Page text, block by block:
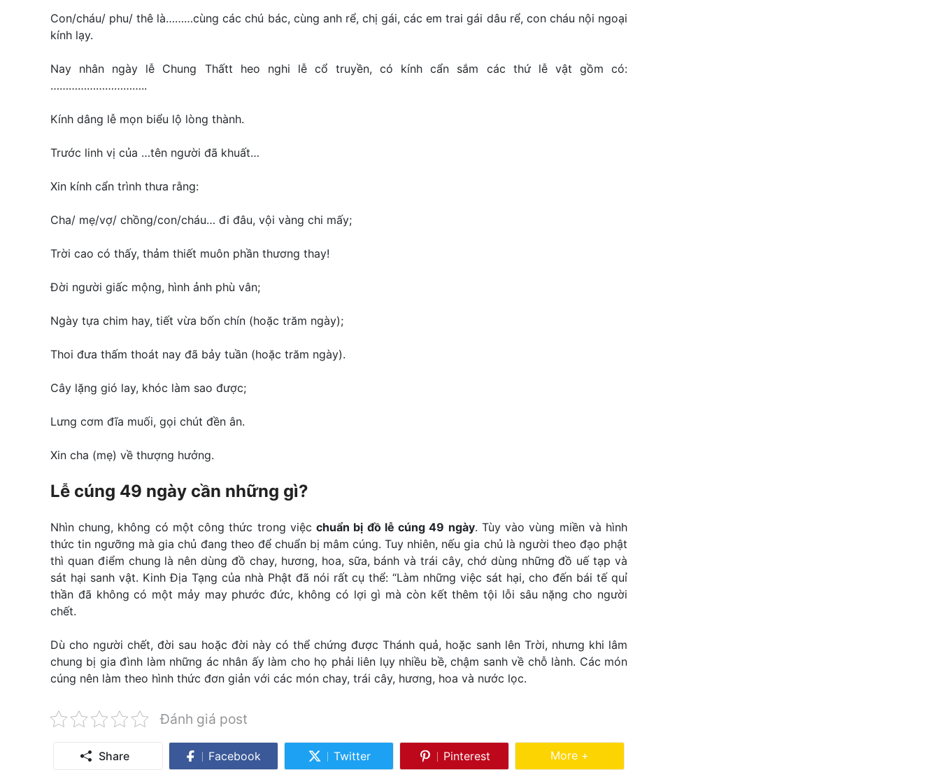
Con/cháu/ phu/ thê là………cùng các chú bác, cùng anh rể, chị gái, các em trai gái dâu rể, con cháu nội ngoại
kính lạy.
Nay nhân ngày lễ Chung Thấtt heo nghi lễ cổ truyền, có kính cẩn sắm các thứ lễ vật gồm có:
…………………………..
Kính dâng lễ mọn biểu lộ lòng thành.
Trước linh vị của …tên người đã khuất…
Xin kính cẩn trình thưa rằng:
Cha/ mẹ/vợ/ chồng/con/cháu… đi đâu, vội vàng chi mấy;
Trời cao có thấy, thảm thiết muôn phần thương thay!
Đời người giấc mộng, hình ảnh phù vân;
Ngày tựa chim hay, tiết vừa bốn chín (hoặc trăm ngày);
Thoi đưa thấm thoát nay đã bảy tuần (hoặc trăm ngày).
Cây lặng gió lay, khóc làm sao được;
Lưng cơm đĩa muối, gọi chút đền ân.
Xin cha (mẹ) về thượng hưởng.
Lễ cúng 49 ngày cần những gì?
Nhìn chung, không có một công thức trong việcchuẩn bị đồ lễ cúng 49 ngày. Tùy vào vùng miền và hình
thức tin ngưỡng mà gia chủ đang theo để chuẩn bị mâm cúng. Tuy nhiên, nếu gia chủ là người theo đạo phật
thì quan điểm chung là nên dùng đồ chay, hương, hoa, sữa, bánh và trái cây, chớ dùng những đồ uế tạp và
sát hại sanh vật. Kinh Địa Tạng của nhà Phật đã nói rất cụ thể: “Làm những việc sát hại, cho đến bái tế quỉ
thần đã không có một mảy may phước đức, không có lợi gì mà còn kết thêm tội lỗi sâu nặng cho người
chết.
Dù cho người chết, đời sau hoặc đời này có thể chứng được Thánh quả, hoặc sanh lên Trời, nhưng khi lâm
chung bị gia đình làm những ác nhân ấy làm cho họ phải liên lụy nhiều bề, chậm sanh về chỗ lành. Các món
cúng nên làm theo hình thức đơn giản với các món chay, trái cây, hương, hoa và nước lọc.
Đánh giá post
Share Facebook
Share
Twitter
Share
Pinterest
Share
Share More
More +